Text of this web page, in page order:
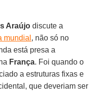
Araújo discute a
mundial , não só no
está presa a
França. Foi quando o
a estruturas fixas e
que deveriam ser